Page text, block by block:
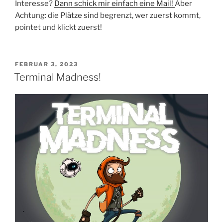
Interesse? Dann schick mir einfach eine Mail! Aber
Achtung: die Plätze sind begrenzt, wer zuerst kommt,
pointet und klickt zuerst!
VERÖFFENTLICHT
AM
FEBRUAR 3, 2023
Terminal Madness!